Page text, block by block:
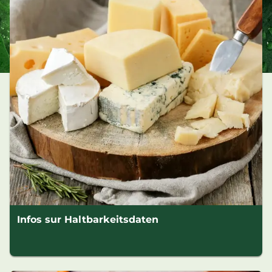
Infos sur Haltbarkeitsdaten